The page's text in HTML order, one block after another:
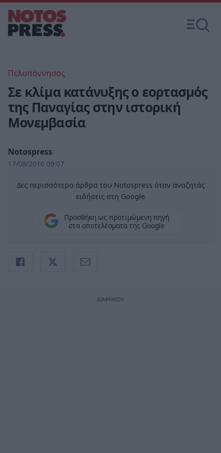
Πελοπόννησος
Σε κλίμα κατάνυξης ο εορτασμός
της Παναγίας στην ιστορική
Μονεμβασία
Notospress
17/08/2016 09:07
Δες περισσότερα άρθρα του Notospress όταν αναζητάς
ειδήσεις στη Google
Προσθήκη ως προτιμώμενη πηγή
στα αποτελέσματα της Google